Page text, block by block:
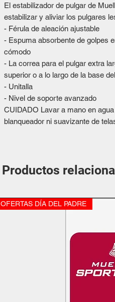
El estabilizador de pulgar de
estabilizar y aliviar los pulgares
- Férula de aleación ajustable
- Espuma absorbente de golpes
cómodo
- La correa para el pulgar extra
superior o a lo largo de la base
- Unitalla
- Nivel de soporte avanzado
CUIDADO Lavar a mano en
blanqueador ni suavizante de
Productos
OFERTAS DÍA DEL PADRE